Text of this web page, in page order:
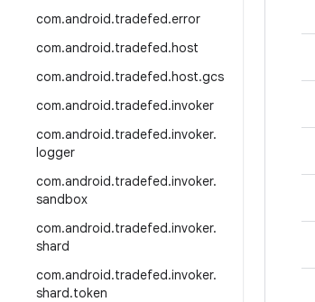
com.android.tradefed.error
com.android.tradefed.host
com.android.tradefed.host.gcs
com.android.tradefed.invoker
com.android.tradefed.invoker.
logger
com.android.tradefed.invoker.
sandbox
com.android.tradefed.invoker.
shard
com.android.tradefed.invoker.
shard.token